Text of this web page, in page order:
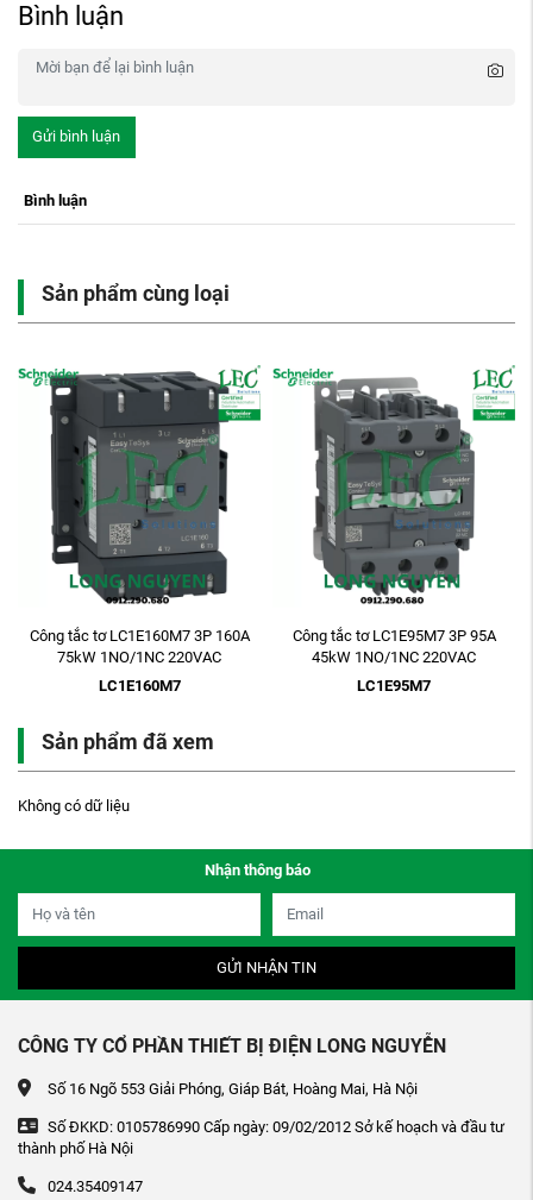
Bình luận
Gửi bình luận
Bình luận
Sản phẩm cùng loại
Công tắc tơ LC1E160M7 3P 160A
75kW 1NO/1NC 220VAC
LC1E160M7
Công tắc tơ LC1E95M7 3P 95A
45kW 1NO/1NC 220VAC
LC1E95M7
Sản phẩm đã xem
Không có dữ liệu
Nhận thông báo
GỬI NHẬN TIN
CÔNG TY CỔ PHẦN THIẾT BỊ ĐIỆN LONG NGUYỄN
Số 16 Ngõ 553 Giải Phóng, Giáp Bát, Hoàng Mai, Hà Nội
Số ĐKKD: 0105786990 Cấp ngày: 09/02/2012 Sở kế hoạch và đầu tư
thành phố Hà Nội
024.35409147